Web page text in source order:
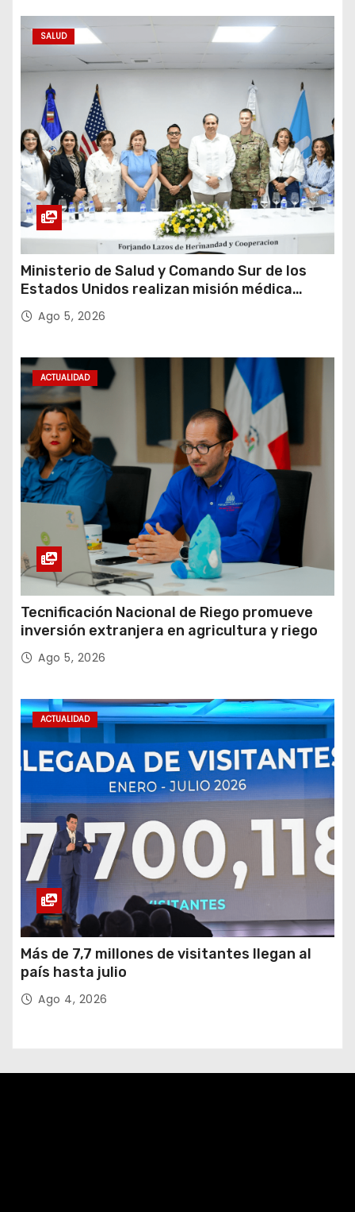
t
r
a
a
s
SALUD
Ministerio de Salud y Comando Sur de los
Estados Unidos realizan misión médica
Amistad 2026 en La Vega
Ago 5, 2026
ACTUALIDAD
Tecnificación Nacional de Riego promueve
inversión extranjera en agricultura y riego
Ago 5, 2026
ACTUALIDAD
Más de 7,7 millones de visitantes llegan al
país hasta julio
Ago 4, 2026